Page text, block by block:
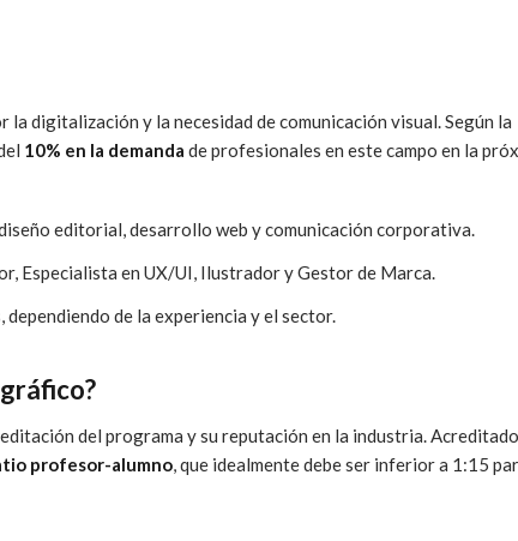
digitalización y la necesidad de comunicación visual. Según la
10% en la demanda de profesionales en este campo en la
editorial, desarrollo web y comunicación corporativa.
Especialista en UX/UI, Ilustrador y Gestor de Marca.
dependiendo de la experiencia y el sector.
del programa y su reputación en la industria.
profesor-alumno , que idealmente debe ser inferior a 1:15